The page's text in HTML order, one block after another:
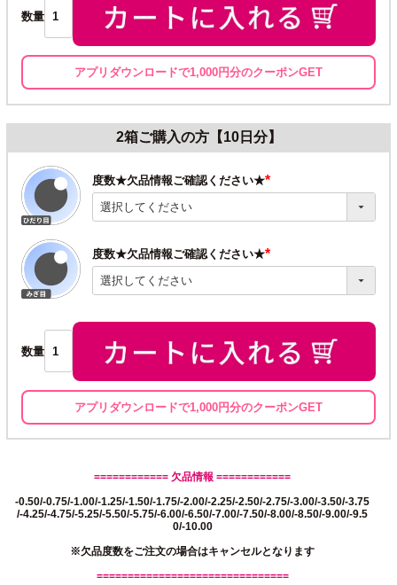
数量
アプリダウンロードで1,000円分のクーポンGET
2箱ご購入の方【10日分】
度数★欠品情報ご確認ください★
(必
度数★欠品情報ご確認ください★
(必
数量
アプリダウンロードで1,000円分のクーポンGET
============ 欠品情報 ============
-0.50/-0.75/-1.00/-1.25/-1.50/-1.75/-2.00/-2.25/-2.50/-2.75/-3.00/-3.50/-3.75
/-4.25/-4.75/-5.25/-5.50/-5.75/-6.00/-6.50/-7.00/-7.50/-8.00/-8.50/-9.00/-9.5
0/-10.00
※欠品度数をご注文の場合はキャンセルとなります
===============================